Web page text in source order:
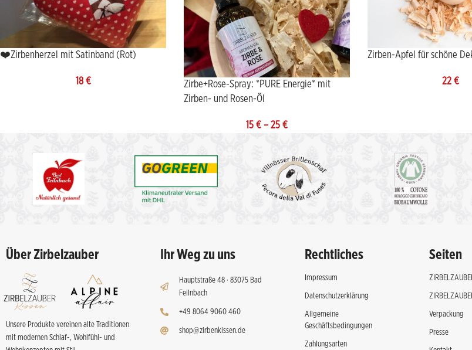
❤️Zirbenherzel mit Satinband (Rot)
18€
Zirbe+Rose-Spray: *PURE Energie* mit
Zirben- und Rosen-Öl
15 € – 25 €
Zirben-Apfel für schöne
22 €
Über Zirbelzauber
Unsere Produkte vereinen alte Traditionen
mit modernen Schlaf-, Wohlfühl- und
Ihr Weg zu uns
Hauptstraße 48 · 83075 Bad
Feilnbach
+49 8064 9060 460
shop@zirbenkissen.de
Rechtliches
Impressum
Datenschutzerklärung
Allgemeine
Geschäftsbedingungen
Zahlungsarten
Seiten
Verpackung
Presse